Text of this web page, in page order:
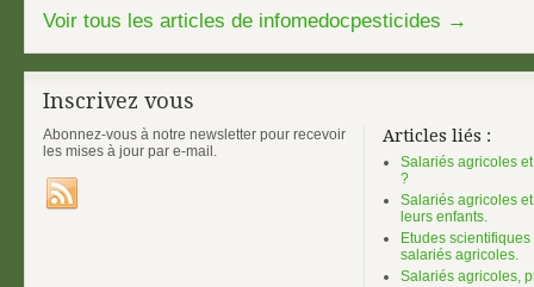
Voir tous les articles de infomedocpesticides →
Inscrivez vous
Abonnez-vous à notre newsletter pour recevoir
les mises à jour par e-mail.
Articles liés :
Salariés agricoles
?
Salariés agricoles
leurs enfants.
Etudes
salariés agricoles.
Salariés agricoles,